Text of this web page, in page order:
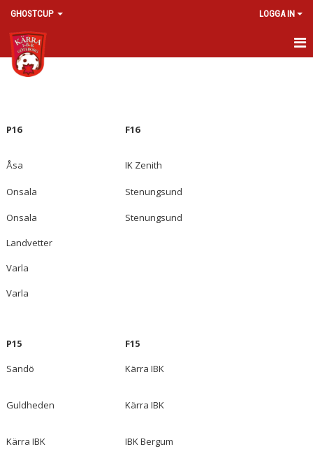
GHOSTCUP LOGGA IN
HEM
CUP INFORMATION
DOKUMENT
BILDGALLERI
KONTAKT
P16 F16
Åsa IK Zenith
Onsala Stenungsund
Onsala
Stenungsund
Landvetter
Varla
Varla
P15
F15
Sandö
Kärra IBK
Guldheden Kärra IBK
Kärra IBK
IBK Bergum